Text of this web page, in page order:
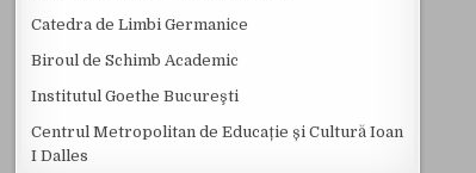
Catedra de Limbi Germanice
Biroul de Schimb Academic
Institutul Goethe Bucureşti
Centrul Metropolitan de Educație și Cultură Ioan
I Dalles